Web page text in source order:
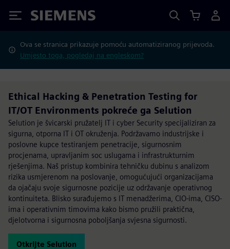
Siemens
Ova se stranica prikazuje pomoću automatiziranog prijevoda.
Umjesto toga, pogledaj na engleskom?
Ethical Hacking & Penetration Testing for
IT/OT Environments pokreće ga Selution
Selution je švicarski pružatelj IT i cyber Security specijaliziran za
sigurna, otporna IT i OT okruženja. Podržavamo industrijske i
poslovne kupce testiranjem penetracije, sigurnosnim
procjenama, upravljanim soc uslugama i infrastrukturnim
rješenjima. Naš pristup kombinira tehničku dubinu s analizom
rizika usmjerenom na poslovanje, omogućujući organizacijama
da ojačaju svoje sigurnosne pozicije uz održavanje operativnog
kontinuiteta. Blisko surađujemo s IT menadžerima, CIO-ima, CISO-
ima i operativnim timovima kako bismo pružili praktična,
djelotvorna i sigurnosna poboljšanja svjesna sigurnosti.
Otkrijte Selution